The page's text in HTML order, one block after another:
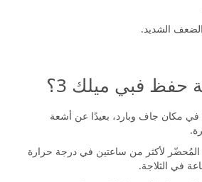
الشديد.
فبي ميلك 3؟
في مكان جاف وبارد، بعيدًا عن أشعة
المُحضّر لأكثر من ساعتين في درجة حرارة